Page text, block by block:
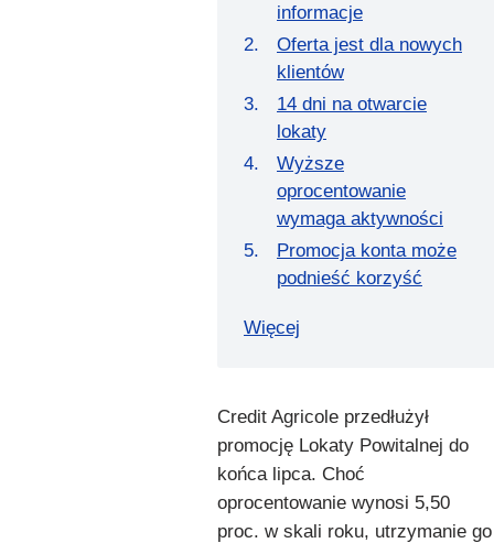
informacje
Oferta jest dla nowych
klientów
14 dni na otwarcie
lokaty
Wyższe
oprocentowanie
wymaga aktywności
Promocja konta może
podnieść korzyść
Więcej
Credit Agricole przedłużył
promocję Lokaty Powitalnej do
końca lipca. Choć
oprocentowanie wynosi 5,50
proc. w skali roku, utrzymanie go